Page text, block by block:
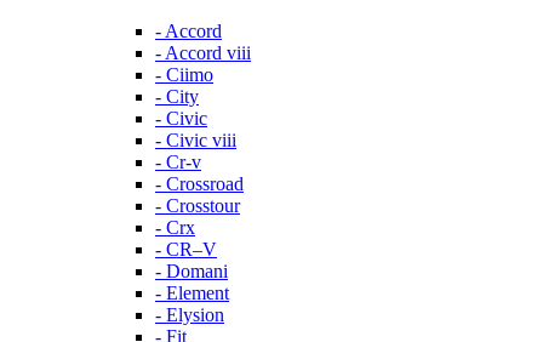
- Accord
- Accord viii
- Ciimo
- City
- Civic
- Civic viii
- Cr-v
- Crossroad
- Crosstour
- Crx
- CR–V
- Domani
- Element
- Elysion
- Fit